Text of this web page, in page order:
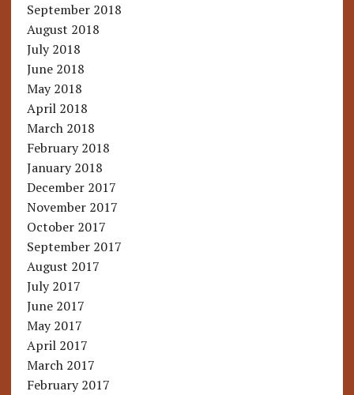
September 2018
August 2018
July 2018
June 2018
May 2018
April 2018
March 2018
February 2018
January 2018
December 2017
November 2017
October 2017
September 2017
August 2017
July 2017
June 2017
May 2017
April 2017
March 2017
February 2017